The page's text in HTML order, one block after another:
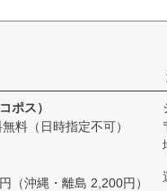
ポス）
料（日時指定不可）
（沖縄・離島 2,200円）